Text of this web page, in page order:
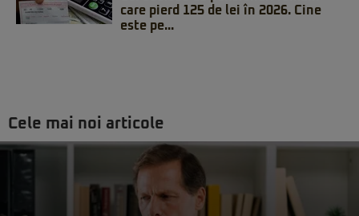
care pierd 125 de lei în 2026. Cine
este pe...
Cele mai noi articole